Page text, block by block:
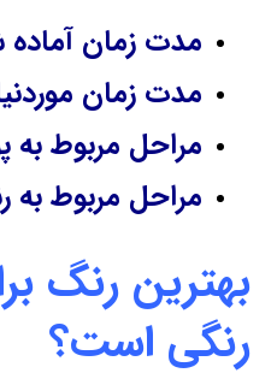
مدت زمان آماده
مدت زمان
مراحل مربوط به
مراحل مربوط
بهترین رنگ
رنگی است؟